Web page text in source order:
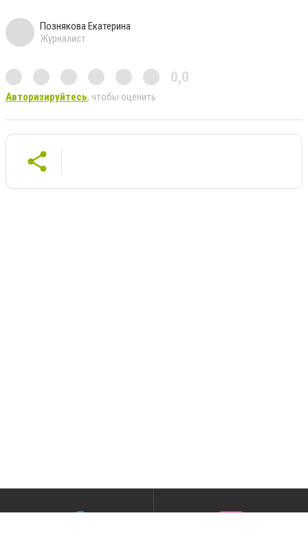
Познякова Екатерина
Журналист
0,0
Авторизируйтесь, чтобы оценить